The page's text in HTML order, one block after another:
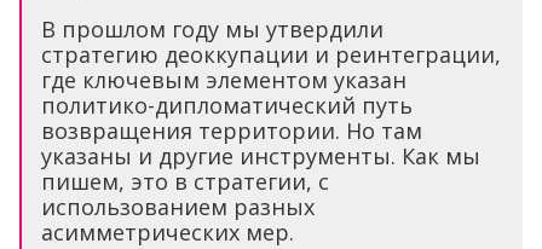
В прошлом году мы утвердили
стратегию деоккупации и реинтеграции,
где ключевым элементом указан
политико-дипломатический путь
возвращения территории. Но там
указаны и другие инструменты. Как мы
пишем, это в стратегии, с
использованием разных
асимметрических мер.